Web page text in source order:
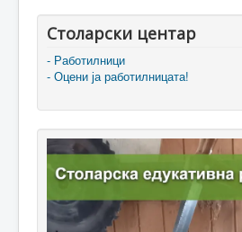
Столарски центар
- Работилници
- Оцени ја работилницата!